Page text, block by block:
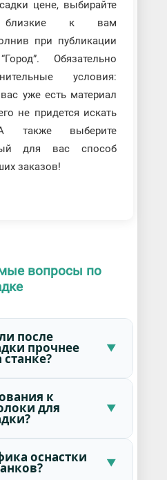
цене, выбирайте
близкие к вам
при публикации
Обязательно
условия:
уже есть материал
не придется искать
также выберите
для вас способ
заказов!
вопросы по
после
прочнее
к
для
оснастки